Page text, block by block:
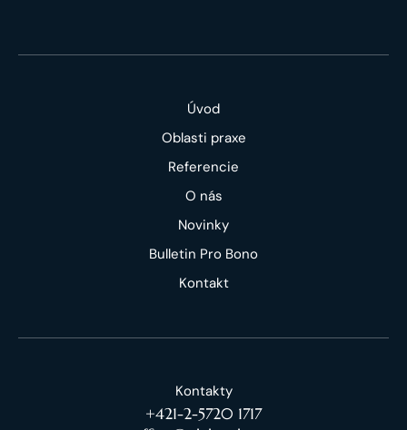
Úvod
Oblasti praxe
Referencie
O nás
Novinky
Bulletin Pro Bono
Kontakt
Kontakty
+421-2-5720 1717